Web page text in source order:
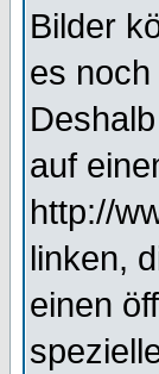
Bilder
es
auf
http://
linken,
einen